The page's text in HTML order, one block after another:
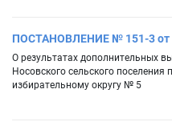
ПОСТАНОВЛЕНИЕ № 151-3 от
О результатах дополнительных
Носовского сельского
избирательному округу № 5